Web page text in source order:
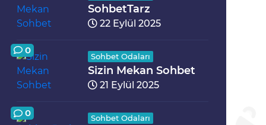
SohbetTarz
22 Eylül 2025
0
Sohbet Odaları
Sizin Mekan Sohbet
21 Eylül 2025
0 Sohbet Odaları